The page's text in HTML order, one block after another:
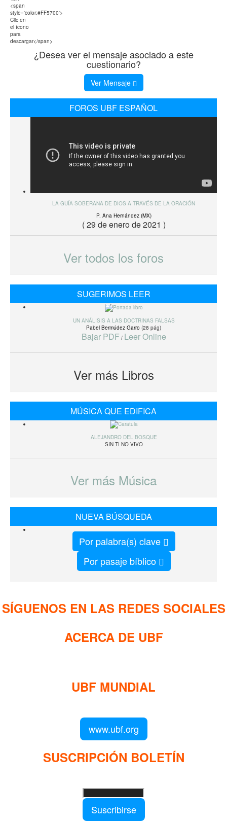
¿Desea ver el mensaje asociado a este
cuestionario?
Ver Mensaje
FOROS UBF ESPAÑOL
LA GUÍA SOBERANA DE DIOS A TRAVÉS DE LA ORACIÓN
P. Ana Hernández (MX)
( 29 de enero de 2021 )
Ver todos los foros
SUGERIMOS LEER
UN ANÁLISIS A LAS DOCTRINAS FALSAS
Pabel Bermúdez Garro (28 pág)
Bajar PDF / Leer Online
Ver más Libros
MÚSICA QUE EDIFICA
ALEJANDRO DEL BOSQUE
SIN TI NO VIVO
Ver más Música
NUEVA BÚSQUEDA
Por palabra(s) clave
Por pasaje bíblico
SÍGUENOS EN LAS REDES SOCIALES
ACERCA DE UBF
UBF MUNDIAL
www.ubf.org
SUSCRIPCIÓN BOLETÍN
Suscribirse